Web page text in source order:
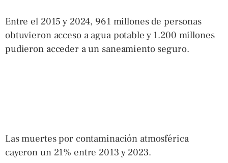
Entre el 2015 y 2024, 961 millones de personas
obtuvieron acceso a agua potable y 1.200 millones
pudieron acceder a un saneamiento seguro.
Las muertes por contaminación atmosférica
cayeron un 21% entre 2013 y 2023.